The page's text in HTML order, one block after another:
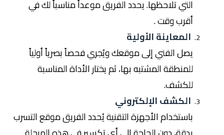
التي تلاحظها. يحدد الفريق موعداً مناسباً لك في
أقرب وقت .
المعاينة الأولية
يصل الفني إلى موقعك ويُجري فحصاً بصرياً أولياً
للمنطقة المشتبه بها، ثم يختار الأداة المناسبة
للكشف.
الكشف الإلكتروني
باستخدام الأجهزة التقنية يُحدد الفريق موقع التسرب